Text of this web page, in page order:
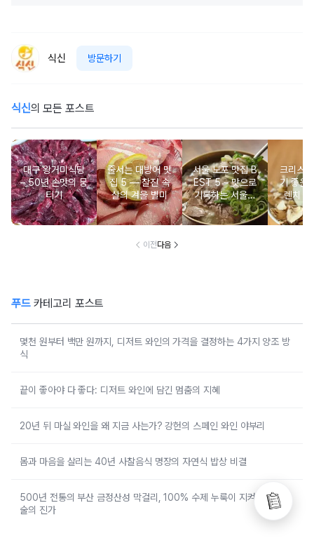
식신 방문하기
식신의 모든 포스트
대구 왕거미식당
– 50년 손맛의 뭉
티기
줄서는 대방어 맛
집 5 ― 찰진 속
살의 겨울 별미
서울 노포 맛집 B
EST 5 – 맛으로
기록하는 서울의
시간
크리스
기 좋은
렌치
이전다음
푸드카테고리 포스트
몇천 원부터 백만 원까지, 디저트 와인의 가격을 결정하는 4가지 양조 방
식
끝이 좋아야 다 좋다: 디저트 와인에 담긴 멈춤의 지혜
20년 뒤 마실 와인을 왜 지금 사는가? 강헌의 스페인 와인 야부리
몸과 마음을 살리는 40년 사찰음식 명장의 자연식 밥상 비결
500년 전통의 부산 금정산성 막걸리, 100% 수제 누룩이 지켜낸 우리
술의 진가